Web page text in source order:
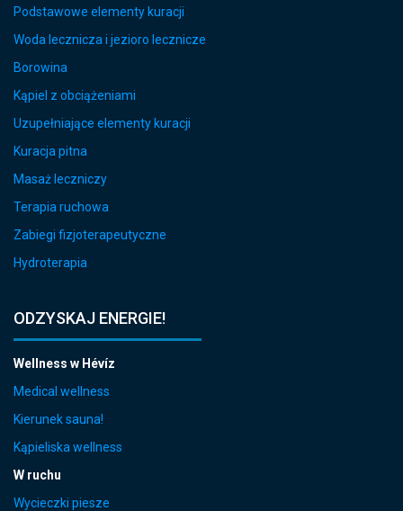
Podstawowe elementy kuracji
Woda lecznicza i jezioro lecznicze
Borowina
Kąpiel z obciążeniami
Uzupełniające elementy kuracji
Kuracja pitna
Masaż leczniczy
Terapia ruchowa
Zabiegi fizjoterapeutyczne
Hydroterapia
ODZYSKAJ ENERGIE!
Wellness w Hévíz
Medical wellness
Kierunek sauna!
Kąpieliska wellness
W ruchu
Wycieczki piesze